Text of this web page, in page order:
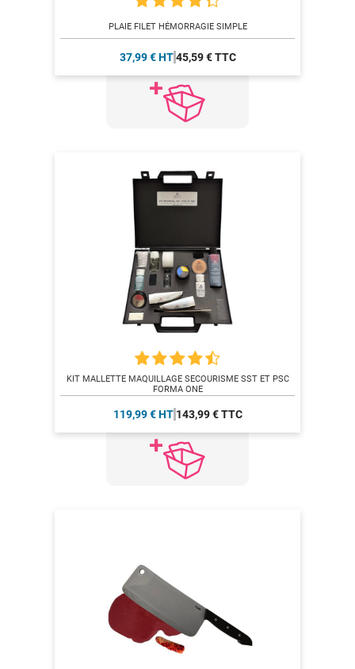
PLAIE FILET HÉMORRAGIE SIMPLE
37,99 € HT 45,59 € TTC
KIT MALLETTE MAQUILLAGE SECOURISME SST ET PSC
FORMA ONE
119,99 € HT 143,99 € TTC